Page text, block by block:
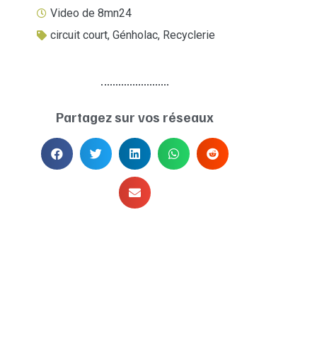
Video de 8mn24
circuit court, Génholac, Recyclerie
Partagez sur vos réseaux